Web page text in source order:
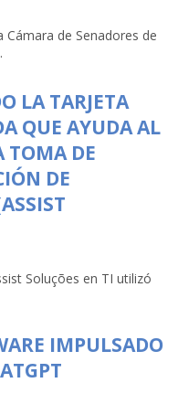
de Senadores de
LA TARJETA
QUE AYUDA AL
TOMA DE
DE
Soluções en TI utilizó
IMPULSADO